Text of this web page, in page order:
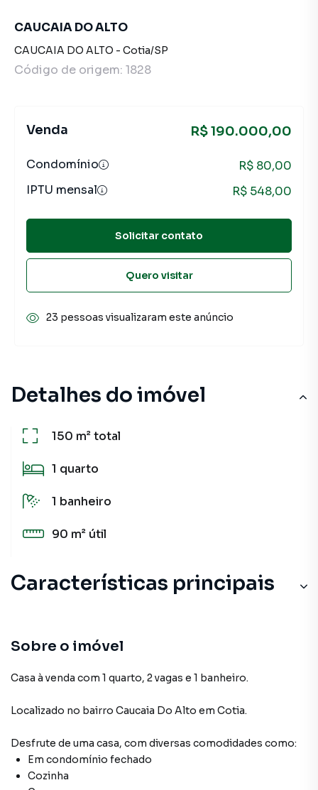
Detalhes do imóvel
150 m²total
1 quarto
1 banheiro
90 m² útil
Características principais
Sobre o imóvel
Casa à venda com 1 quarto, 2 vagas e 1 banheiro.
Localizado no bairro Caucaia Do Alto em Cotia.
Desfrute de uma casa, com diversas comodidades como:
Em condomínio fechado
Cozinha
CAUCAIA DO ALTO
CAUCAIA DO ALTO - Cotia/SP
Código de origem: 1828
Venda R$ 190.000,00
Condomínio
R$ 80,00
IPTU mensal
R$ 548,00
Solicitar contato
Quero visitar
23 pessoas visualizaram este anúncio